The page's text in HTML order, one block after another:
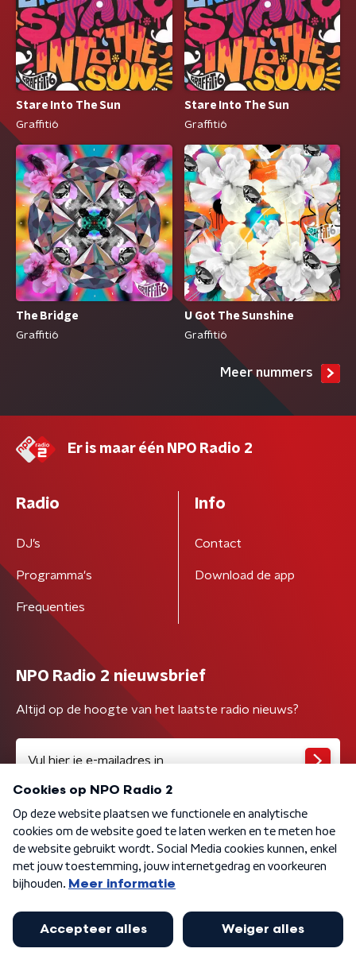
Stare Into The Sun
Graffiti6
Stare Into The Sun
Graffiti6
The Bridge
Graffiti6
U Got The Sunshine
Graffiti6
Meer nummers
Er is maar één NPO Radio 2
Radio
DJ’s
Programma's
Frequenties
Info
Contact
Download de app
NPO Radio 2 nieuwsbrief
Altijd op de hoogte van het laatste radio nieuws?
Algemene voorwaarden